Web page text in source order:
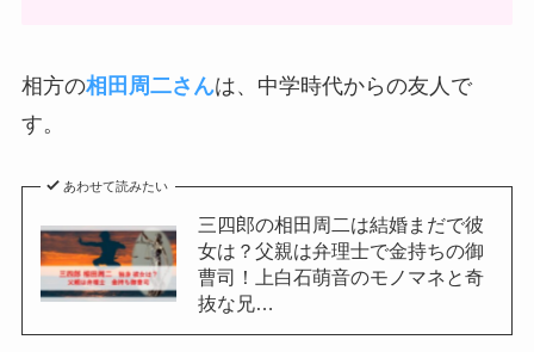
相方の相田周二さんは、中学時代からの友人で
す。
あわせて読みたい
三四郎の相田周二は結婚まだで彼
女は？父親は弁理士で金持ちの御
曹司！上白石萌音のモノマネと奇
抜な兄…